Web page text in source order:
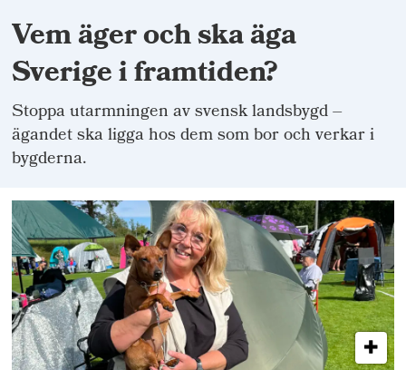
Vem äger och ska äga
Sverige i framtiden?
Stoppa utarmningen av svensk landsbygd –
ägandet ska ligga hos dem som bor och verkar i
bygderna.